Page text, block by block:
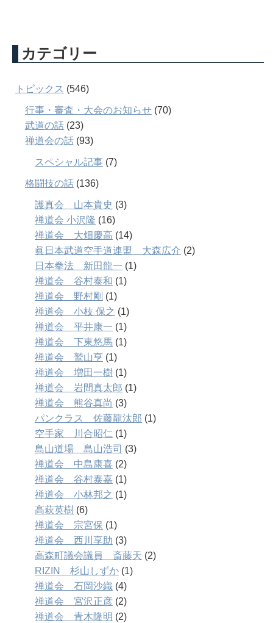
カテゴリー
トピックス (546)
行事・審査・大会のお知らせ (70)
武道の話 (23)
禅道会の話 (93)
スペシャル記事 (7)
格闘技の話 (136)
護真会 山本貴史 (3)
禅道会 小沢隆 (16)
禅道会 大畑慶高 (14)
眞日本武道空手道連盟 大森広介 (2)
日本拳法 新田龍一 (1)
禅道会 谷村泰和 (1)
禅道会 野村剛 (1)
禅道会 小枝 保之 (1)
禅道会 平井康一 (1)
禅道会 下東悠馬 (1)
禅道会 鷲山亨 (1)
禅道会 増田一樹 (1)
禅道会 岩間真太郎 (1)
禅道会 熊谷真尚 (3)
パンクラス 佐藤龍汰郎 (1)
空手家 川合昭仁 (1)
島山道場 島山浩司 (3)
禅道会 中島康喜 (2)
禅道会 谷村泰嘉 (1)
禅道会 小林邦之 (1)
高萩英樹 (6)
禅道会 宗宮保 (1)
禅道会 西川享助 (3)
高森町議会議員 斎藤天 (2)
RIZIN 杉山しずか (1)
禅道会 石岡沙織 (4)
禅道会 宮沢正彦 (2)
禅道会 青木隆明 (2)